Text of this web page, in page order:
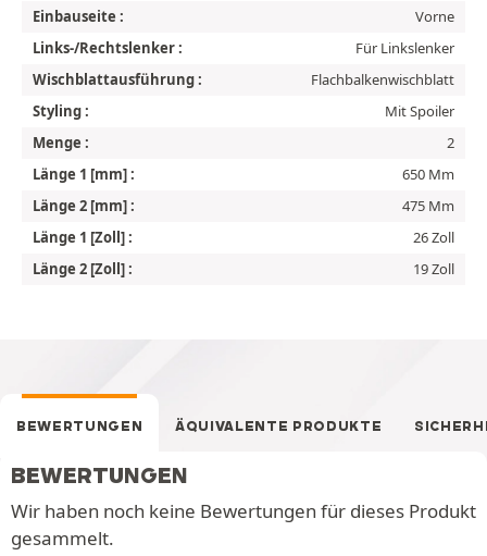
Einbauseite :
Vorne
Links-/Rechtslenker :
Für Linkslenker
Wischblattausführung :
Flachbalkenwischblatt
Styling :
Mit Spoiler
Menge :
2
Länge 1 [mm] :
650 Mm
Länge 2 [mm] :
475 Mm
Länge 1 [Zoll] :
26 Zoll
Länge 2 [Zoll] :
19 Zoll
BEWERTUNGEN ÄQUIVALENTE PRODUKTE
BEWERTUNGEN
Wir haben noch keine Bewertungen für dieses Produkt
gesammelt.